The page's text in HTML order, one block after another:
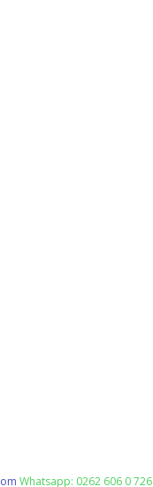
Whatsapp: 0262 606 0 726